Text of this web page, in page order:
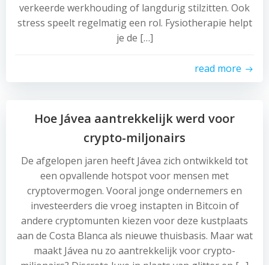
verkeerde werkhouding of langdurig stilzitten. Ook
stress speelt regelmatig een rol. Fysiotherapie helpt
je de […]
read more
Hoe Jávea aantrekkelijk werd voor
crypto-miljonairs
De afgelopen jaren heeft Jávea zich ontwikkeld tot
een opvallende hotspot voor mensen met
cryptovermogen. Vooral jonge ondernemers en
investeerders die vroeg instapten in Bitcoin of
andere cryptomunten kiezen voor deze kustplaats
aan de Costa Blanca als nieuwe thuisbasis. Maar wat
maakt Jávea nu zo aantrekkelijk voor crypto-